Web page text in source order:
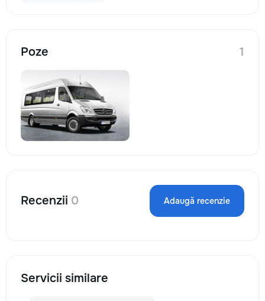
Poze 1
Recenzii 0 Adaugă recenzie
Servicii similare